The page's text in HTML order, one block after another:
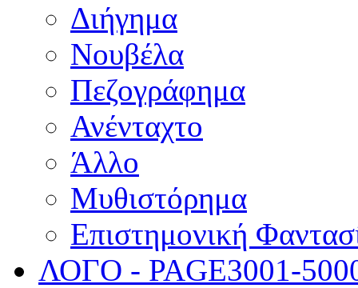
Διήγημα
Νουβέλα
Πεζογράφημα
Ανένταχτο
Άλλο
Μυθιστόρημα
Επιστημονική
ΛΟΓΟ - PAGE3001-